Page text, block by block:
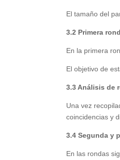
El tamaño del
3.2 Primera
En la primera
El objetivo de
3.3 Análisis de
Una vez
coincidencias y
3.4 Segunda y
En las rondas